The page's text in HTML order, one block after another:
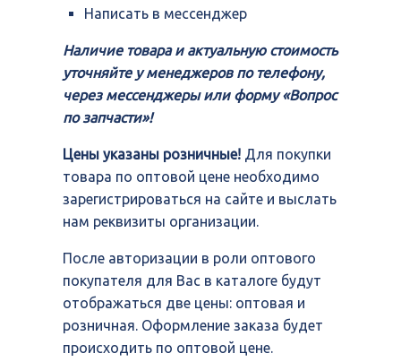
Написать в мессенджер
Наличие товара и актуальную стоимость
уточняйте у менеджеров по телефону,
через мессенджеры или форму «Вопрос
по запчасти»!
Цены указаны розничные! Для покупки
товара по оптовой цене необходимо
зарегистрироваться на сайте и выслать
нам реквизиты организации.
После авторизации в роли оптового
покупателя для Вас в каталоге будут
отображаться две цены: оптовая и
розничная. Оформление заказа будет
происходить по оптовой цене.